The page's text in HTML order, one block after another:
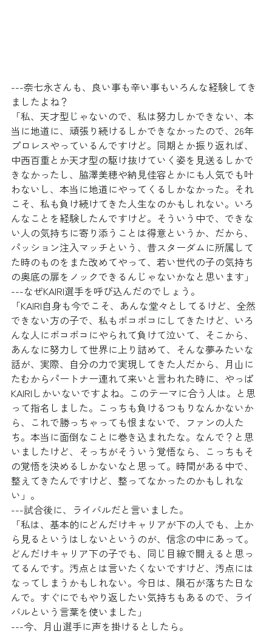
---奈七永さんも、良い事も辛い事もいろんな経験してき
ましたよね？
「私、天才型じゃないので、私は努力しかできない、本
当に地道に、頑張り続けるしかできなかったので、26年
プロレスやっているんですけど。同期とか振り返れば、
中西百重とか天才型の駆け抜けていく姿を見送るしかで
きなかったし、脇澤美穂や納見佳容とかにも人気でも叶
わないし、本当に地道にやってくるしかなかった。それ
こそ、私も負け続けてきた人生なのかもしれない。いろ
んなことを経験したんですけど。そういう中で、できな
い人の気持ちに寄り添うことは得意というか、だから、
パッション注入マッチという、昔スターダムに所属して
た時のものをまた改めてやって、若い世代の子の気持ち
の奥底の扉をノックできるんじゃないかなと思います」
---なぜKAIRI選手を呼び込んだのでしょう。
「KAIRI自身も今でこそ、あんな堂々としてるけど、全然
できない方の子で、私もボコボコにしてきたけど、いろ
んな人にボコボコにやられて負けて泣いて、そこから、
あんなに努力して世界に上り詰めて、そんな夢みたいな
話が、実際、自分の力で実現してきた人だから、月山に
たむからパートナー連れて来いと言われた時に、やっぱ
KAIRIしかいないですよね。このテーマに合う人は。と思
って指名しました。こっちも負けるつもりなんかないか
ら、これで勝っちゃっても恨まないで、ファンの人た
ち。本当に面倒なことに巻き込まれたな。なんで？と思
いましたけど、そっちがそういう覚悟なら、こっちもそ
の覚悟を決めるしかないなと思って。時間がある中で、
整えてきたんですけど、整ってなかったのかもしれな
い」。
---試合後に、ライバルだと言いました。
「私は、基本的にどんだけキャリアが下の人でも、上か
ら見るというはしないというのが、信念の中にあって。
どんだけキャリア下の子でも、同じ目線で闘えると思っ
てるんです。汚点とは言いたくないですけど、汚点には
なってしまうかもしれない。今日は、隕石が落ちた日な
んで。すぐにでもやり返したい気持ちもあるので、ライ
バルという言葉を使いました」
---今、月山選手に声を掛けるとしたら。